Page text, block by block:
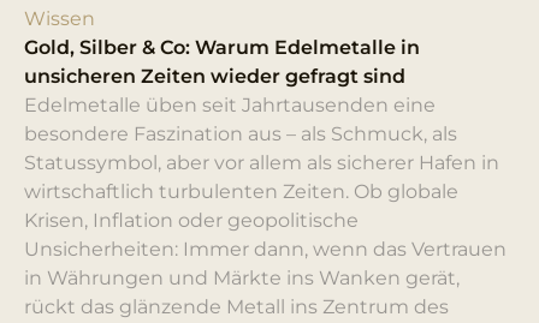
Wissen
Gold, Silber & Co: Warum Edelmetalle in
unsicheren Zeiten wieder gefragt sind
Edelmetalle üben seit Jahrtausenden eine
besondere Faszination aus – als Schmuck, als
Statussymbol, aber vor allem als sicherer Hafen in
wirtschaftlich turbulenten Zeiten. Ob globale
Krisen, Inflation oder geopolitische
Unsicherheiten: Immer dann, wenn das Vertrauen
in Währungen und Märkte ins Wanken gerät,
rückt das glänzende Metall ins Zentrum des